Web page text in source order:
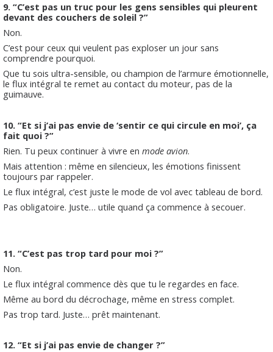
9. “C’est pas un truc pour les gens sensibles qui pleurent
devant des couchers de soleil ?”
Non.
C’est pour ceux qui veulent pas exploser un jour sans
comprendre pourquoi.
Que tu sois ultra-sensible, ou champion de l’armure émotionnelle,
le flux intégral te remet au contact du moteur, pas de la
guimauve.
10. “Et si j’ai pas envie de ‘sentir ce qui circule en moi’, ça
fait quoi ?”
Rien. Tu peux continuer à vivre en mode avion.
Mais attention : même en silencieux, les émotions finissent
toujours par rappeler.
Le flux intégral, c’est juste le mode de vol avec tableau de bord.
Pas obligatoire. Juste… utile quand ça commence à secouer.
11. “C’est pas trop tard pour moi ?”
Non.
Le flux intégral commence dès que tu le regardes en face.
Même au bord du décrochage, même en stress complet.
Pas trop tard. Juste… prêt maintenant.
12. “Et si j’ai pas envie de changer ?”